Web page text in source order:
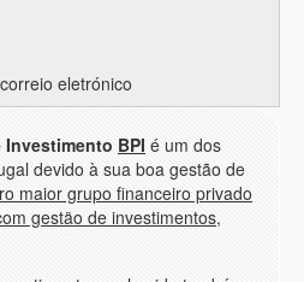
eletrónico
Investimento BPI é um dos
devido à sua boa gestão de
maior grupo financeiro privado
gestäo de investimentos,